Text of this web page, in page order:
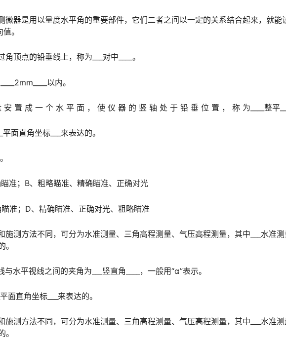
微器是用以量度水平角的重要部件，它们二者之间以一定的关系结合起来，就能
。
顶点的铅垂线上，称为___对中____。
以内。
置 成 一 个 水 平 面 ， 使 仪 器 的 竖 轴 处 于 铅 垂 位 置 ， 称 为____整平
面直角坐标___来表达的。
准；B、粗略瞄准、精确瞄准、正确对光
准；D、精确瞄准、正确对光、粗略瞄准
测方法不同，可分为水准测量、三角高程测量、气压高程测量，其中___水准
。
水平视线之间的夹角为___竖直角____，一般用“α”表示。
面直角坐标___来表达的。
测方法不同，可分为水准测量、三角高程测量、气压高程测量，其中___水准
。